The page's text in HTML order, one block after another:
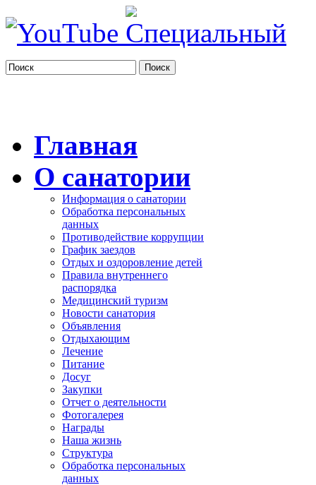
Поиск
Главная
О санатории
Информация о санатории
Обработка персональных
данных
Противодействие коррупции
График заездов
Отдых и оздоровление детей
Правила внутреннего
распорядка
Медицинский туризм
Новости санатория
Объявления
Отдыхающим
Лечение
Питание
Досуг
Закупки
Отчет о деятельности
Фотогалерея
Награды
Наша жизнь
Структура
Обработка персональных
данных